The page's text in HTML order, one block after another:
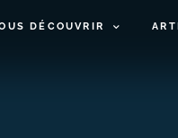
DÉCOUVRIR